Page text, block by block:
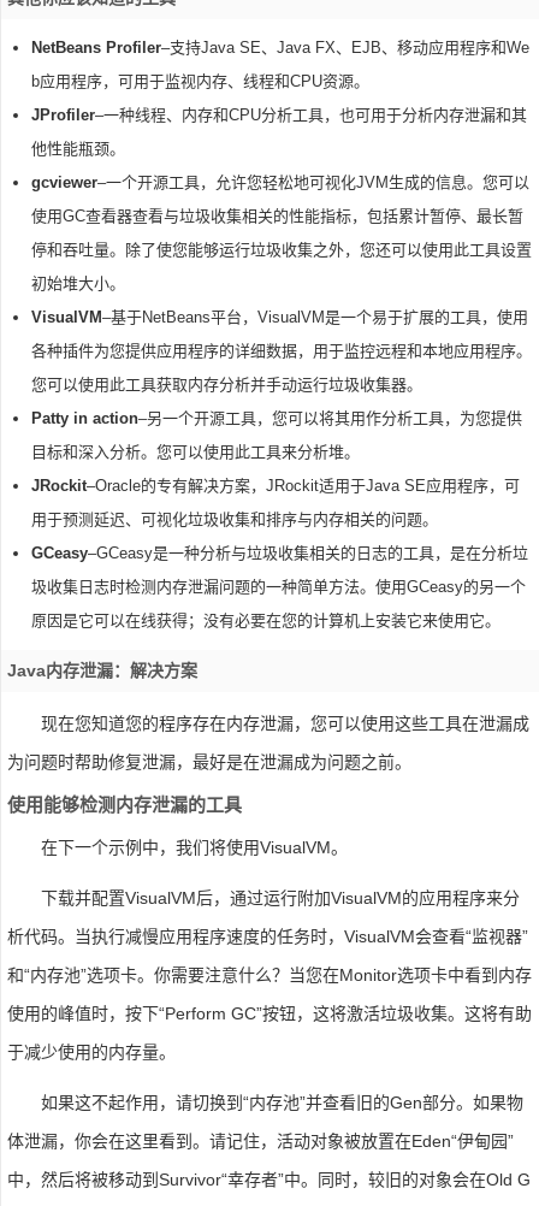
NetBeans Profiler–支持Java SE、Java FX、EJB、移动应用程序和We
b应用程序，可用于监视内存、线程和CPU资源。
JProfiler–一种线程、内存和CPU分析工具，也可用于分析内存泄漏和其
他性能瓶颈。
gcviewer–一个开源工具，允许您轻松地可视化JVM生成的信息。您可以
使用GC查看器查看与垃圾收集相关的性能指标，包括累计暂停、最长暂
停和吞吐量。除了使您能够运行垃圾收集之外，您还可以使用此工具设置
初始堆大小。
VisualVM–基于NetBeans平台，VisualVM是一个易于扩展的工具，使用
各种插件为您提供应用程序的详细数据，用于监控远程和本地应用程序。
您可以使用此工具获取内存分析并手动运行垃圾收集器。
Patty in action–另一个开源工具，您可以将其用作分析工具，为您提供
目标和深入分析。您可以使用此工具来分析堆。
JRockit–Oracle的专有解决方案，JRockit适用于Java SE应用程序，可
用于预测延迟、可视化垃圾收集和排序与内存相关的问题。
GCeasy–GCeasy是一种分析与垃圾收集相关的日志的工具，是在分析垃
圾收集日志时检测内存泄漏问题的一种简单方法。使用GCeasy的另一个
原因是它可以在线获得；没有必要在您的计算机上安装它来使用它。
Java内存泄漏：解决方案
现在您知道您的程序存在内存泄漏，您可以使用这些工具在泄漏成
为问题时帮助修复泄漏，最好是在泄漏成为问题之前。
使用能够检测内存泄漏的工具
在下一个示例中，我们将使用VisualVM。
下载并配置VisualVM后，通过运行附加VisualVM的应用程序来分
析代码。当执行减慢应用程序速度的任务时，VisualVM会查看“监视器”
和“内存池”选项卡。你需要注意什么？当您在Monitor选项卡中看到内存
使用的峰值时，按下“Perform GC”按钮，这将激活垃圾收集。这将有助
于减少使用的内存量。
如果这不起作用，请切换到“内存池”并查看旧的Gen部分。如果物
体泄漏，你会在这里看到。请记住，活动对象被放置在Eden“伊甸园”
中，然后将被移动到Survivor“幸存者”中。同时，较旧的对象会在Old G